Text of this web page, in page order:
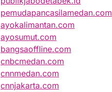
pemudapancasilamedan.com
ayokalimantan.com
ayosumut.com
bangsaoffline.com
cnbcmedan.com
cnnmedan.com
cnnjakarta.com